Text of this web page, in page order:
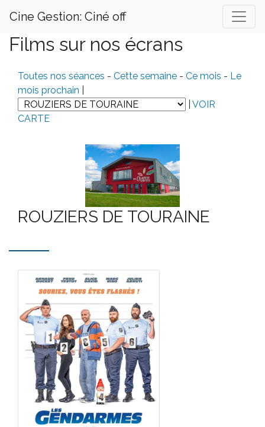
Cine Gestion: Ciné off
Films sur nos écrans
Toutes nos séances - Cette semaine - Ce mois - Le
mois prochain
VOIR
CARTE
ROUZIERS DE TOURAINE